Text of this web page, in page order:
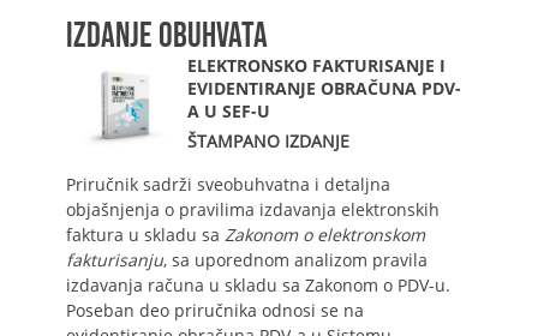
IZDANJE OBUHVATA
ELEKTRONSKO FAKTURISANJE I
EVIDENTIRANJE OBRAČUNA PDV-
A U SEF-U
ŠTAMPANO IZDANJE
Priručnik sadrži sveobuhvatna i detaljna
objašnjenja o pravilima izdavanja elektronskih
faktura u skladu sa Zakonom o elektronskom
fakturisanju, sa uporednom analizom pravila
izdavanja računa u skladu sa Zakonom o PDV-u.
Poseban deo priručnika odnosi se na